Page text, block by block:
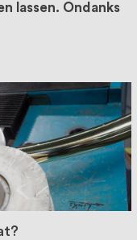
lassen. Ondanks